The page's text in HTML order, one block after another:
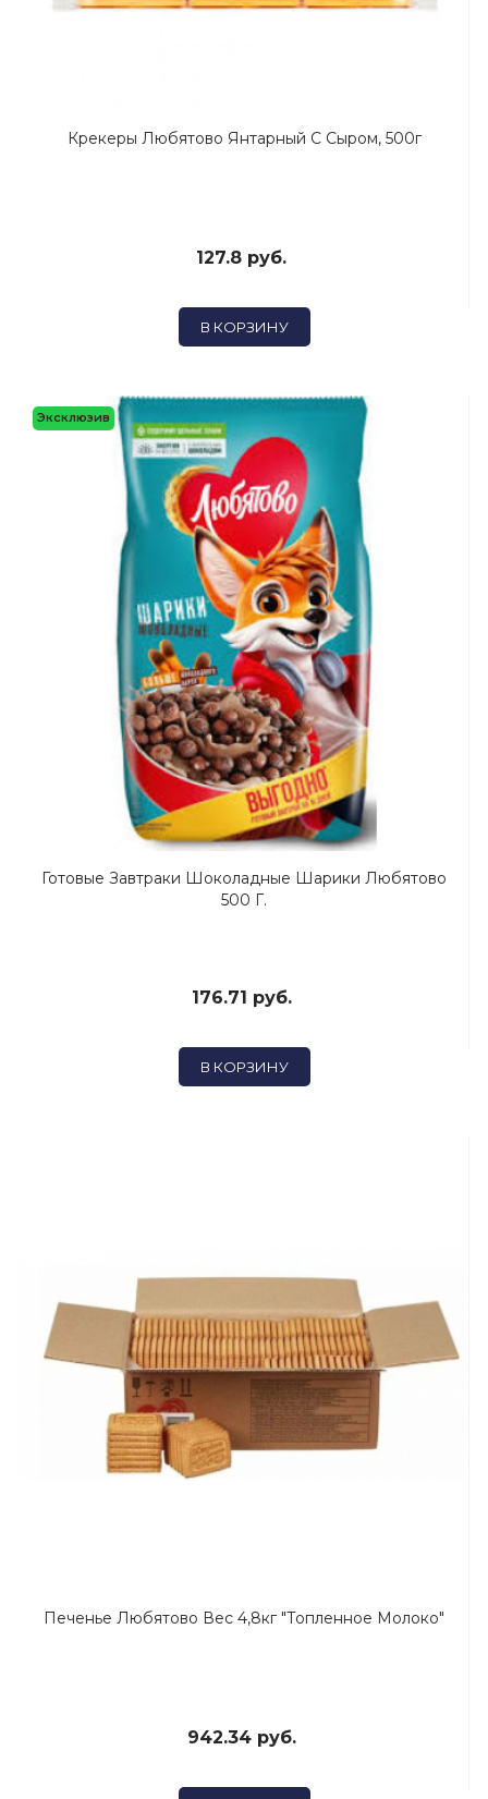
Крекеры Любятово Янтарный С Сыром, 500г
127.8 руб.
В КОРЗИНУ
Эксклюзив
Готовые Завтраки Шоколадные Шарики Любятово
500 Г.
176.71 руб.
В КОРЗИНУ
Печенье Любятово Вес 4,8кг "Топленное Молоко"
942.34 руб.